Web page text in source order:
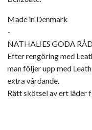
Made in Denmark
-
NATHALIES GODA
Efter rengöring med
man följer upp med
extra vårdande.
Rätt skötsel av ert läder